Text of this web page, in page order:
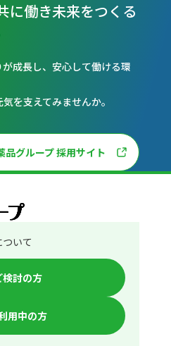
に働き未来をつくる
成長し、安心して働ける環
を支えてみませんか。
品グループ 採用サイト
いて
討の方
用中の方